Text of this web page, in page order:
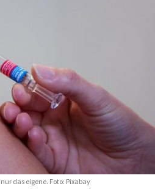
das eigene. Foto: Pixabay